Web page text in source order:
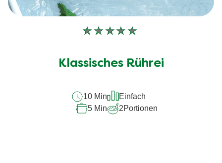
Keine
für
abgegeben
Klassisches Rührei
10 Min
Einfach
5 Min
2Portionen